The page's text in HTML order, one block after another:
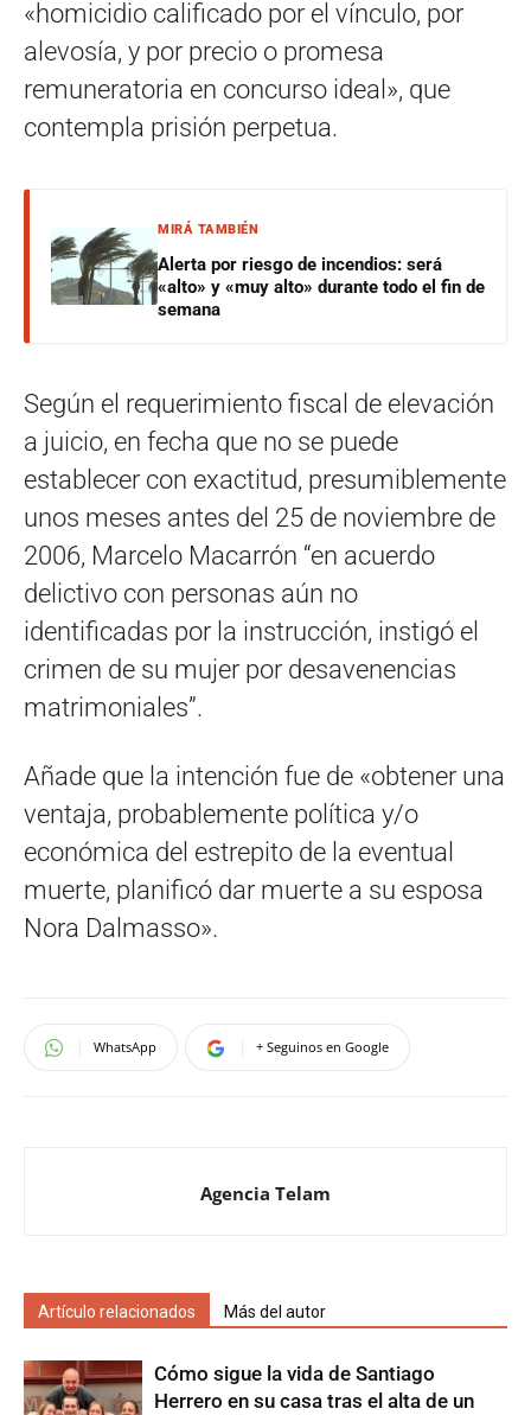
«homicidio calificado por el vínculo, por
alevosía, y por precio o promesa
remuneratoria en concurso ideal», que
contempla prisión perpetua.
MIRÁ TAMBIÉN
Alerta por riesgo de incendios: será
«alto» y «muy alto» durante todo el fin de
semana
Según el requerimiento fiscal de elevación
a juicio, en fecha que no se puede
establecer con exactitud, presumiblemente
unos meses antes del 25 de noviembre de
2006, Marcelo Macarrón “en acuerdo
delictivo con personas aún no
identificadas por la instrucción, instigó el
crimen de su mujer por desavenencias
matrimoniales”.
Añade que la intención fue de «obtener una
ventaja, probablemente política y/o
económica del estrepito de la eventual
muerte, planificó dar muerte a su esposa
Nora Dalmasso».
WhatsApp + Seguinos en Google
Agencia Telam
Artículo relacionados Más del autor
Cómo sigue la vida de Santiago
Herrero en su casa tras el alta de un